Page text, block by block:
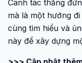
Canh tác thẳng
mà là một hướng
cùng tìm hiểu và
này để xây dựng